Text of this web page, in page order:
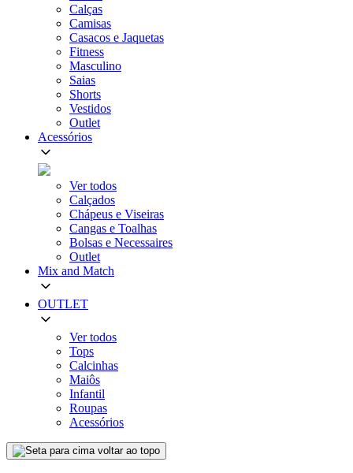
Calças
Camisas
Casacos e Jaquetas
Fitness
Masculino
Saias
Shorts
Vestidos
Outlet
Acessórios
Ver todos
Calçados
Chápeus e Viseiras
Cangas e Toalhas
Bolsas e Necessaires
Outlet
Mix and Match
OUTLET
Ver todos
Tops
Calcinhas
Maiôs
Infantil
Roupas
Acessórios
voltar ao topo